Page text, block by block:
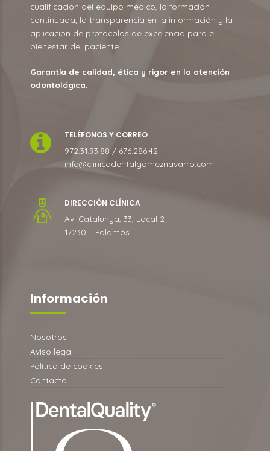
cualificación del equipo médico, la formación
continuada, la transparencia en la información y la
aplicación de protocolos de excelencia para el
bienestar del paciente.
Garantía de calidad, ética y rigor en la atención
odontológica.
TELÉFONOS Y CORREO
972.31.93.88 / 676.286.42
info@clinicadentalgomeznavarro.com
DIRECCIÓN CLÍNICA
Av. Catalunya, 33, Local 2
17230 – Palamós
Información
Nosotros
Aviso legal
Política de cookies
Contacto